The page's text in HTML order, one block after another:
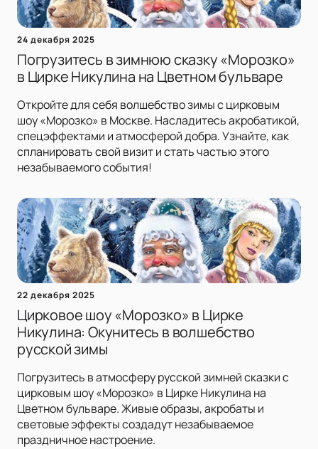
24 декабря 2025
Погрузитесь в зимнюю сказку «Морозко»
в Цирке Никулина на Цветном бульваре
Откройте для себя волшебство зимы с цирковым
шоу «Морозко» в Москве. Насладитесь акробатикой,
спецэффектами и атмосферой добра. Узнайте, как
спланировать свой визит и стать частью этого
незабываемого события!
22 декабря 2025
Цирковое шоу «Морозко» в Цирке
Никулина: Окунитесь в волшебство
русской зимы
Погрузитесь в атмосферу русской зимней сказки с
цирковым шоу «Морозко» в Цирке Никулина на
Цветном бульваре. Живые образы, акробаты и
световые эффекты создадут незабываемое
праздничное настроение.